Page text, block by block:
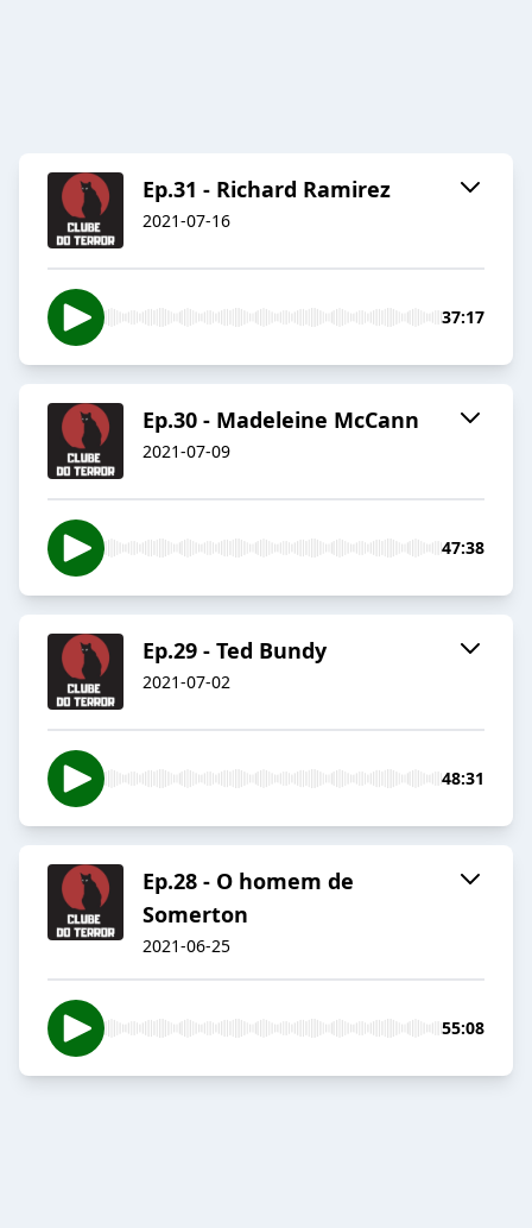
Ep.31 - Richard Ramirez
2021-07-16
37:17
Ep.30 - Madeleine McCann
2021-07-09
47:38
Ep.29 - Ted Bundy
2021-07-02
48:31
Ep.28 - O homem de
Somerton
2021-06-25
55:08